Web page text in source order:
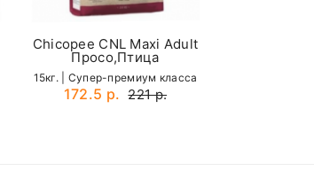
Chicopee CNL Maxi Adult
Просо,Птица
15кг. | Cупер-премиум класса
172.5 р. 221 р.